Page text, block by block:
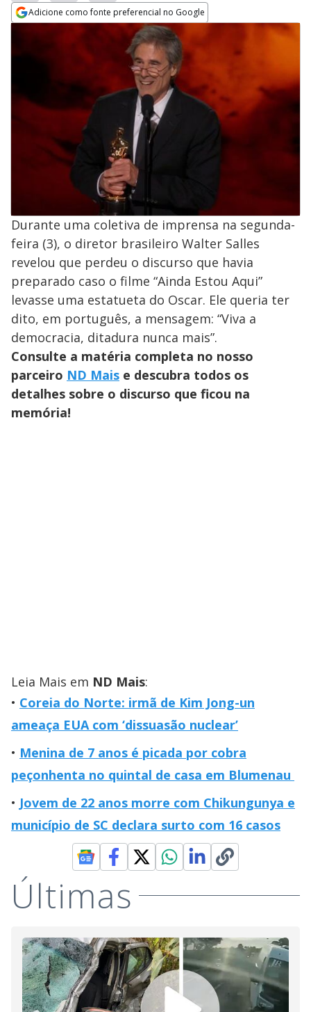
Adicione como fonte preferencial no Google
Opens in new window
Durante uma coletiva de imprensa na segunda-
feira (3), o diretor brasileiro Walter Salles
revelou que perdeu o discurso que havia
preparado caso o filme “Ainda Estou Aqui”
levasse uma estatueta do Oscar. Ele queria ter
dito, em português, a mensagem: “Viva a
democracia, ditadura nunca mais”.
Consulte a matéria completa no nosso
parceiro ND Mais e descubra todos os
detalhes sobre o discurso que ficou na
memória!
Leia Mais em ND Mais:
Coreia do Norte: irmã de Kim Jong-un
ameaça EUA com ‘dissuasão nuclear’
Menina de 7 anos é picada por cobra
peçonhenta no quintal de casa em Blumenau
Jovem de 22 anos morre com Chikungunya e
município de SC declara surto com 16 casos
Últimas